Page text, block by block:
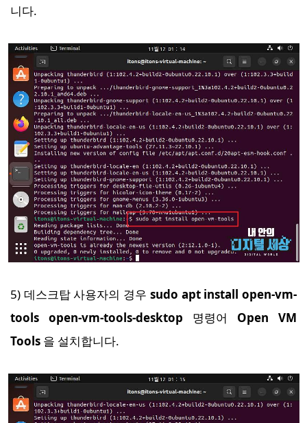
니다.
5) 데스크탑 사용자의 경우 sudo apt install open-vm-
tools open-vm-tools-desktop 명령어 Open VM
Tools 을 설치합니다.